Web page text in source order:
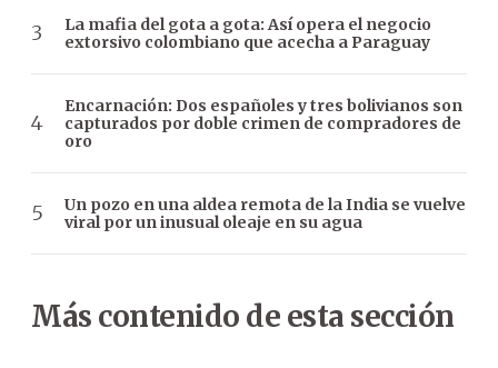
La mafia del gota a gota: Así opera el negocio
extorsivo colombiano que acecha a Paraguay
Encarnación: Dos españoles y tres bolivianos son
capturados por doble crimen de compradores de
oro
Un pozo en una aldea remota de la India se vuelve
viral por un inusual oleaje en su agua
Más contenido de esta sección